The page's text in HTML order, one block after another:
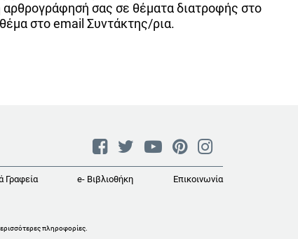
σας σε θέματα διατροφής στο
στο email Συντάκτης/ρια.
Γραφεία e- Βιβλιοθήκη Επικοινωνία
πληροφορίες